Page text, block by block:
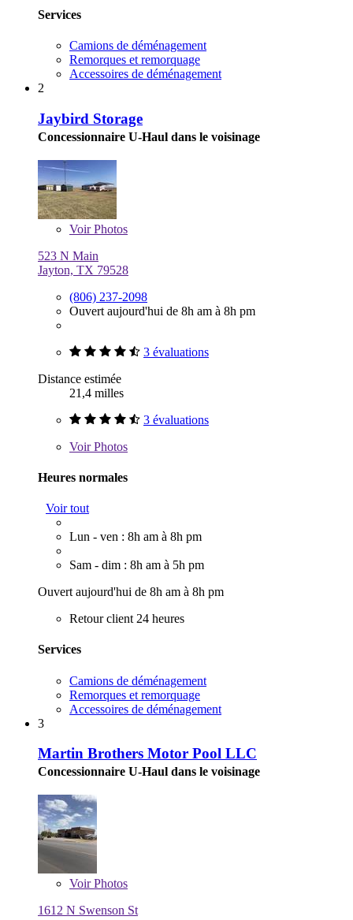
Services
Camions de déménagement
Remorques et remorquage
Accessoires de déménagement
2
Jaybird Storage
Concessionnaire U-Haul dans le voisinage
VoirPhotos
523 N Main
Jayton, TX 79528
(806) 237-2098
Ouvert aujourd'hui de 8h am à 8h pm
3 évaluations
Distance estimée
21,4 milles
3 évaluations
VoirPhotos
Heures normales
Voir tout
Lun - ven : 8h am à 8h pm
Sam - dim : 8h am à 5h pm
Ouvert aujourd'hui de 8h am à 8h pm
Retour client 24 heures
Services
Camions de déménagement
Remorques et remorquage
Accessoires de déménagement
3
Martin Brothers Motor Pool LLC
Concessionnaire U-Haul dans le voisinage
VoirPhotos
1612 N Swenson St